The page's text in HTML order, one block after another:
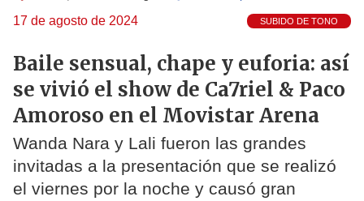
17 de agosto de 2024 SUBIDO DE TONO
Baile sensual, chape y euforia: así
se vivió el show de Ca7riel & Paco
Amoroso en el Movistar Arena
Wanda Nara y Lali fueron las grandes
invitadas a la presentación que se realizó
el viernes por la noche y causó gran